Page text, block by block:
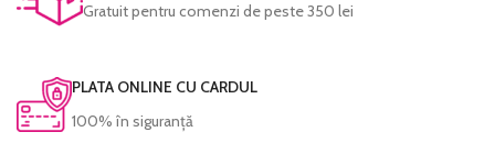
garantate să reziste perioade foarte
lungi de timp fără a-și pierde din
Fiecare tablou este prelucrat manual și
verificat cu atenție înainte de a fi
expediat.
garantate să reziste perioade foarte
Fiecare tablou este prelucrat manual și
Gratuit pentru comenzi de peste 350 lei
PLATA ONLINE CU CARDUL
100% în siguranță